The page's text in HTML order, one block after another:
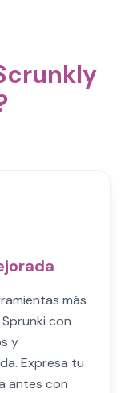
más
con
y
Expresa tu
antes con